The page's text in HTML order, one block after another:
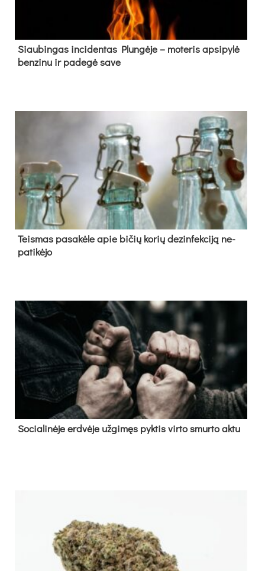
Siau­bin­gas in­ci­den­tas Plun­gė­je – mo­te­ris ap­si­py­lė
ben­zi­nu ir pa­de­gė sa­ve
Teis­mas pa­sa­kė­le apie bi­čių ko­rių de­zin­fek­ci­ją ne­
pa­ti­kė­jo
So­cia­li­nė­je erd­vė­je už­gi­męs pyk­tis vir­to smur­to ak­tu